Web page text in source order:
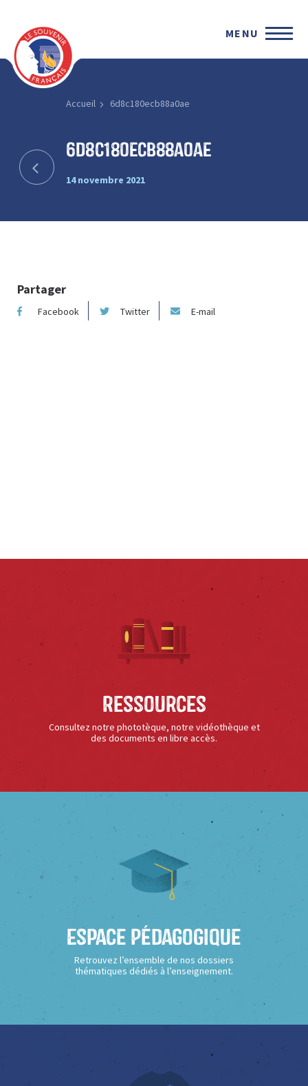
MENU
Accueil 6d8c180ecb88a0ae
6d8c180ecb88a0ae
14 novembre 2021
Partager
Facebook Twitter E-mail
Ressources
Consultez notre phototèque, notre vidéothèque et
des documents en libre accès.
Espace Pédagogique
Retrouvez l’ensemble de nos dossiers
thématiques dédiés à l’enseignement.